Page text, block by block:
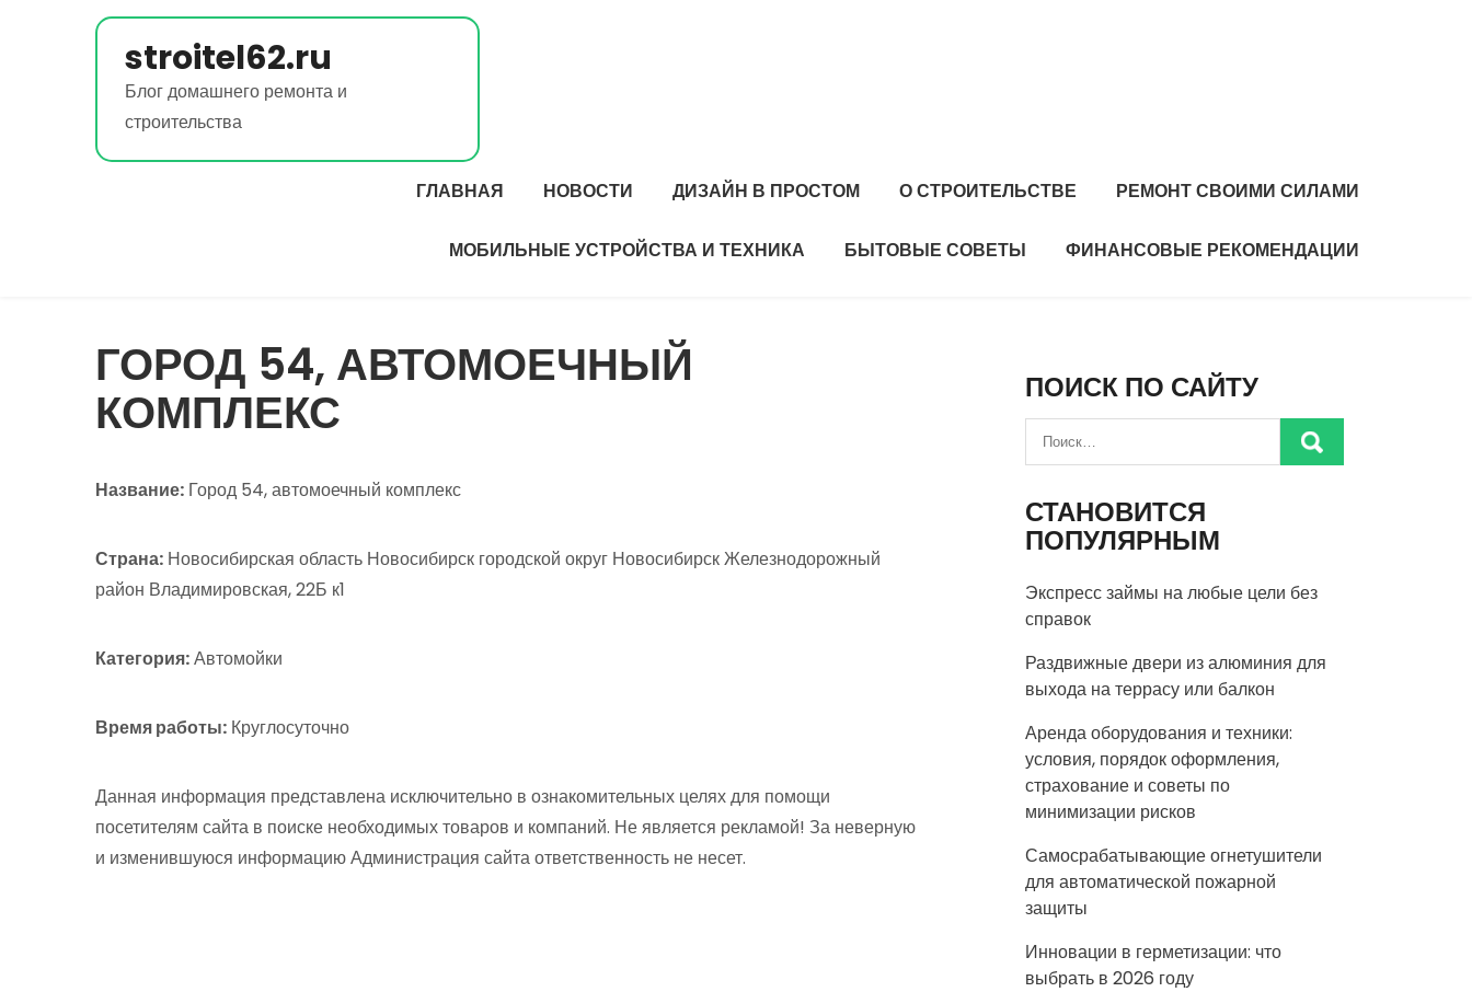
stroitel62.ru
Блог домашнего ремонта и
строительства
ГЛАВНАЯ НОВОСТИ ДИЗАЙН В ПРОСТОМ О СТРОИТЕЛЬСТВЕ РЕМОНТ СВОИМИ СИЛАМИ
МОБИЛЬНЫЕ УСТРОЙСТВА И ТЕХНИКА БЫТОВЫЕ СОВЕТЫ ФИНАНСОВЫЕ РЕКОМЕНДАЦИИ
ГОРОД 54, АВТОМОЕЧНЫЙ
КОМПЛЕКС
Название: Город 54, автомоечный комплекс
Страна: Новосибирская область Новосибирск городской округ Новосибирск Железнодорожный
район Владимировская, 22Б к1
Категория:Автомойки
Время работы: Круглосуточно
Данная информация представлена исключительно в ознакомительных целях для помощи
посетителям сайта в поиске необходимых товаров и компаний. Не является рекламой! За неверную
и изменившуюся информацию Администрация сайта ответственность не несет.
ПОИСК ПО САЙТУ
СТАНОВИТСЯ
ПОПУЛЯРНЫМ
Экспресс займы на любые цели без
справок
Раздвижные двери из алюминия для
выхода на террасу или балкон
Аренда оборудования и техники:
условия, порядок оформления,
страхование и советы по
минимизации рисков
Самосрабатывающие огнетушители
для автоматической пожарной
защиты
Инновации в герметизации: что
выбрать в 2026 году